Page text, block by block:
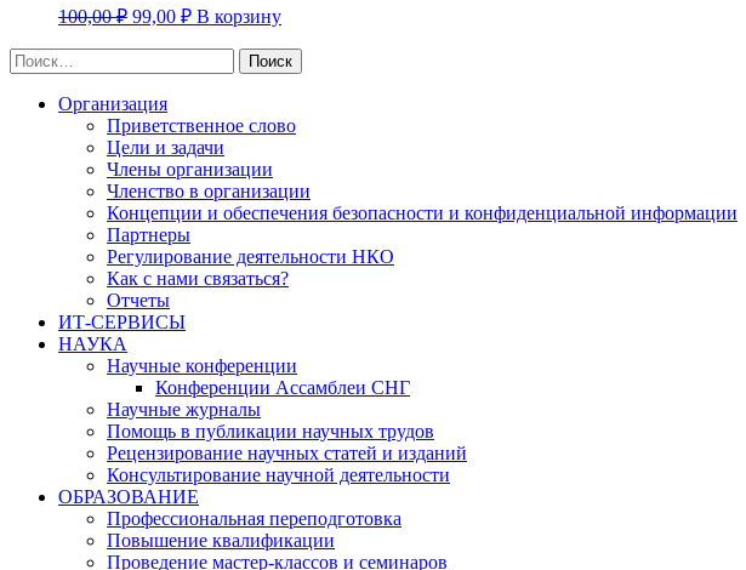
100,00₽ Первоначальная
составляла
100,00 ₽.
99,00 ₽Текущая
цена:
99,00 ₽.
В корзину
Найти:
Организация
Приветственное слово
Цели и задачи
Члены организации
Членство в организации
Концепции и обеспечения безопасности и конфиденциальной информации
Партнеры
Регулирование деятельности НКО
Как с нами связаться?
Отчеты
ИТ-СЕРВИСЫ
НАУКА
Научные конференции
Конференции Ассамблеи СНГ
Научные журналы
Помощь в публикации научных трудов
Рецензирование научных статей и изданий
Консультирование научной деятельности
ОБРАЗОВАНИЕ
Профессиональная переподготовка
Повышение квалификации
Проведение мастер-классов и семинаров